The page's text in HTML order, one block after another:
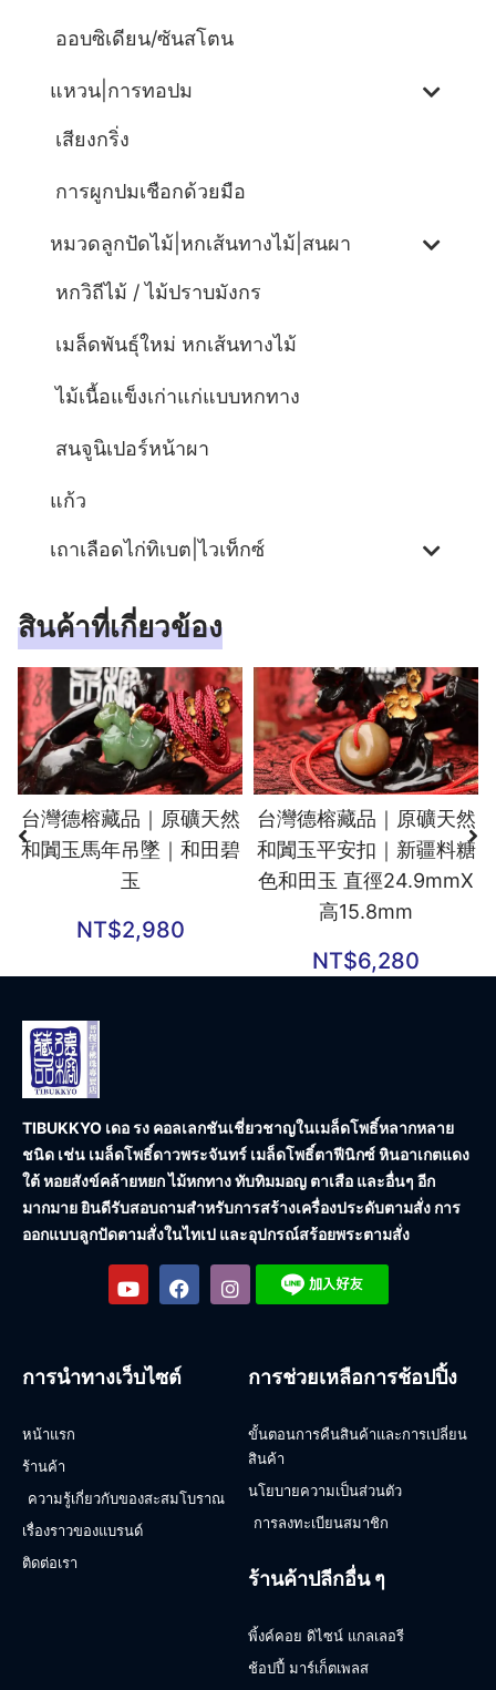
ออบซิเดียน/ซันสโตน
แหวน|การทอปม
เสียงกริ่ง
การผูกปมเชือกด้วยมือ
หมวดลูกปัดไม้|หกเส้นทางไม้|สนผา
หกวิถีไม้ / ไม้ปราบมังกร
เมล็ดพันธุ์ใหม่ หกเส้นทางไม้
ไม้เนื้อแข็งเก่าแก่แบบหกทาง
สนจูนิเปอร์หน้าผา
แก้ว
เถาเลือดไก่ทิเบต|ไวเท็กซ์
สินค้าที่เกี่ยวข้อง
台灣德榕藏品｜原礦天然
和闐玉馬年吊墜｜和田碧
玉
NT$2,980
台灣德榕藏品｜原礦天然
和闐玉平安扣｜新疆料糖
色和田玉 直徑24.9mmX
高15.8mm
NT$6,280
TIBUKKYO เดอ รง คอลเลกชันเชี่ยวชาญในเมล็ดโพธิ์หลากหลาย
ชนิด เช่น เมล็ดโพธิ์ดาวพระจันทร์ เมล็ดโพธิ์ตาฟีนิกซ์ หินอาเกตแดง
ใต้ หอยสังข์คล้ายหยก ไม้หกทาง ทับทิมมอญ ตาเสือ และอื่นๆ อีก
มากมาย ยินดีรับสอบถามสำหรับการสร้างเครื่องประดับตามสั่ง การ
ออกแบบลูกปัดตามสั่งในไทเป และอุปกรณ์สร้อยพระตามสั่ง
การนำทางเว็บไซต์
หน้าแรก
ร้านค้า
ความรู้เกี่ยวกับของสะสมโบราณ
เรื่องราวของแบรนด์
ติดต่อเรา
การช่วยเหลือการช้อปปิ้ง
ขั้นตอนการคืนสินค้าและการเปลี่ยน
สินค้า
นโยบายความเป็นส่วนตัว
การลงทะเบียนสมาชิก
ร้านค้าปลีกอื่น ๆ
พิ้งค์คอย ดิไซน์ แกลเลอรี
ช้อปปี้ มาร์เก็ตเพลส